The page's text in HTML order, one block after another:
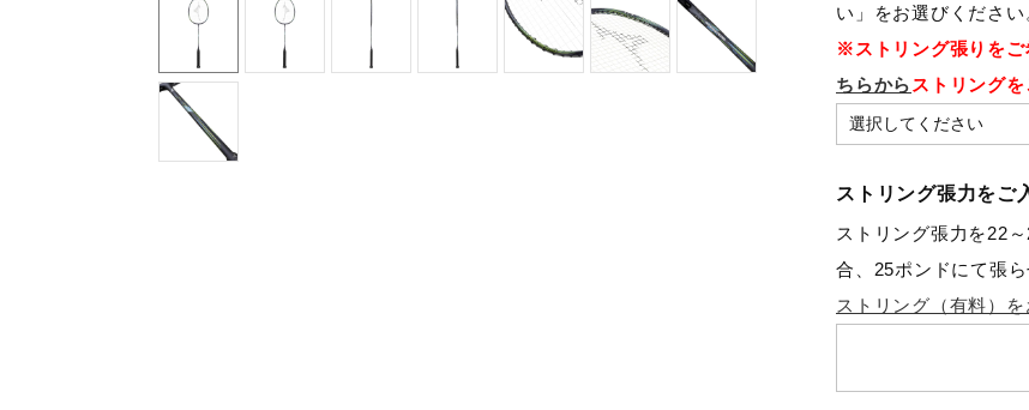
ウォーキングシューズ
ライフスタイルグッズ
インナー
寝具／ミズノスリープ
い」をお選びください
※ストリング張りをご
ちらから ストリングを
ストリング張力をご
ストリング張力を22
合、25ポンドにて張ら
ストリング（有料）を